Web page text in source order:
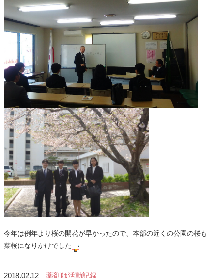
今年は例年より桜の開花が早かったので、本部の近くの公園の桜も
葉桜になりかけでした
2018.02.12 薬剤師活動記録